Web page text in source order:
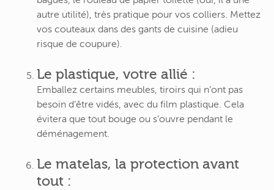
autre utilité), très pratique pour vos colliers. Mettez
vos couteaux dans des gants de cuisine (adieu
risque de coupure).
Le plastique, votre allié :
Emballez certains meubles, tiroirs qui n’ont pas
besoin d’être vidés, avec du film plastique. Cela
évitera que tout bouge ou s’ouvre pendant le
déménagement.
Le matelas, la protection avant
tout :